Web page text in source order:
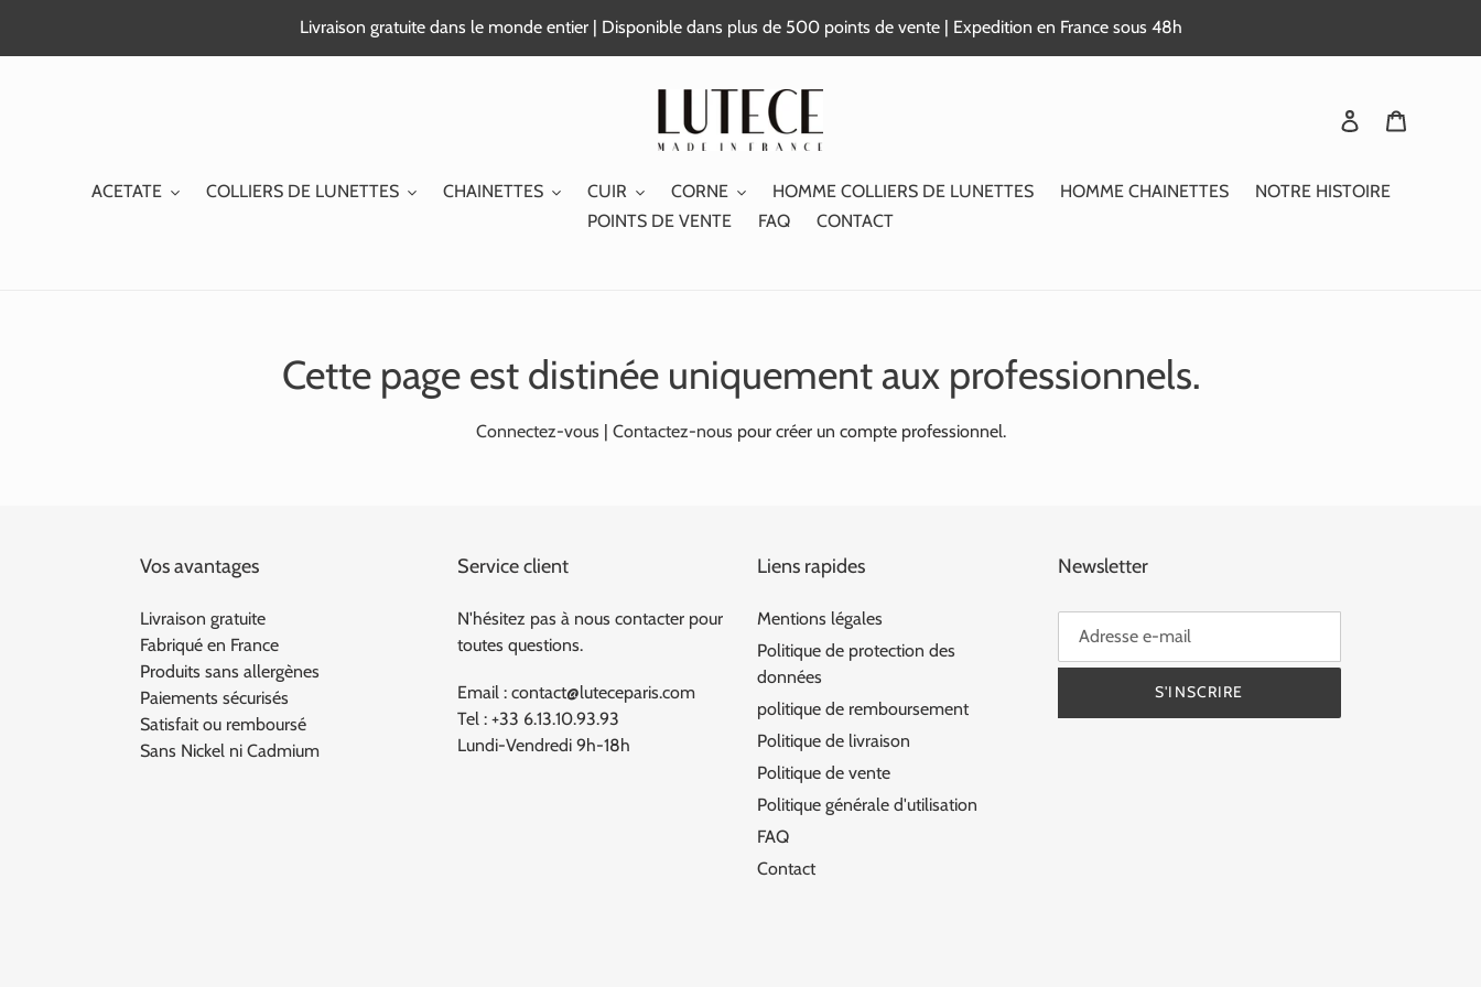
Livraison gratuite dans le monde entier | Disponible dans plus de 500 points de vente | Expedition en France sous 48h
Se connecter
ACETATE COLLIERS DE LUNETTES CHAINETTES CUIR CORNE HOMME COLLIERS DE LUNETTES HOMME CHAINETTES
NOTRE HISTOIRE
POINTS DE VENTE
FAQ CONTACT
Cette page est distinée uniquement aux professionnels.
Connectez-vous | Contactez-nous pour créer un compte professionnel.
Vos avantages
Livraison gratuite
Fabriqué en France
Produits sans allergènes
Paiements sécurisés
Satisfait ou remboursé
Sans Nickel ni Cadmium
Service client
N'hésitez pas à nous contacter pour
toutes questions.
Email : contact@luteceparis.com
Tel : +33 6.13.10.93.93
Lundi-Vendredi 9h-18h
Liens rapides
Mentions légales
Politique de protection des
données
politique de remboursement
Politique de livraison
Politique de vente
Politique générale d'utilisation
FAQ
Contact
Newsletter
S'INSCRIRE